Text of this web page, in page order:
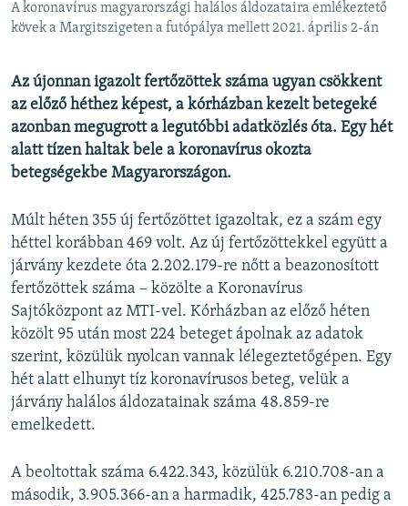
KÖVESSEN MINKET!
Valamennyi RFE/RL weboldal
A koronavírus magyarországi halálos áldozataira emlékeztető
kövek a Margitszigeten a futópálya mellett 2021. április 2-án
Az újonnan igazolt fertőzöttek száma ugyan csökkent
az előző héthez képest, a kórházban kezelt betegeké
azonban megugrott a legutóbbi adatközlés óta. Egy hét
alatt tízen haltak bele a koronavírus okozta
betegségekbe Magyarországon.
Múlt héten 355 új fertőzöttet igazoltak, ez a szám egy
héttel korábban 469 volt. Az új fertőzöttekkel együtt a
járvány kezdete óta 2.202.179-re nőtt a beazonosított
fertőzöttek száma – közölte a Koronavírus
Sajtóközpont az MTI-vel. Kórházban az előző héten
közölt 95 után most 224 beteget ápolnak az adatok
szerint, közülük nyolcan vannak lélegeztetőgépen. Egy
hét alatt elhunyt tíz koronavírusos beteg, velük a
járvány halálos áldozatainak száma 48.859-re
emelkedett. ​
A beoltottak száma 6.422.343, közülük 6.210.708-an a
második, 3.905.366-an a harmadik, 425.783-an pedig a